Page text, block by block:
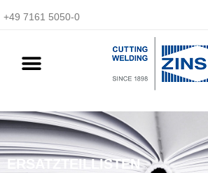
+49 7161 5050-0
ERSATZTEILLISTEN